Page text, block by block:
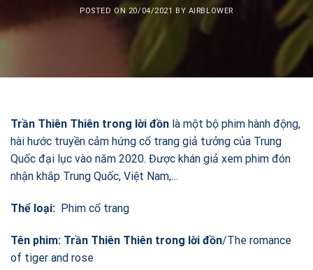
POSTED ON 20/04/2021 BY AIRBLOWER
Trần Thiên Thiên trong lời đồn là một bộ phim hành động,
hài hước truyền cảm hứng cổ trang giả tưởng của Trung
Quốc đại lục vào năm 2020. Được khán giả xem phim đón
nhận khắp Trung Quốc, Việt Nam,…
Thể loại: Phim cổ trang
Tên phim: Trần Thiên Thiên trong lời đồn/The romance
of tiger and rose